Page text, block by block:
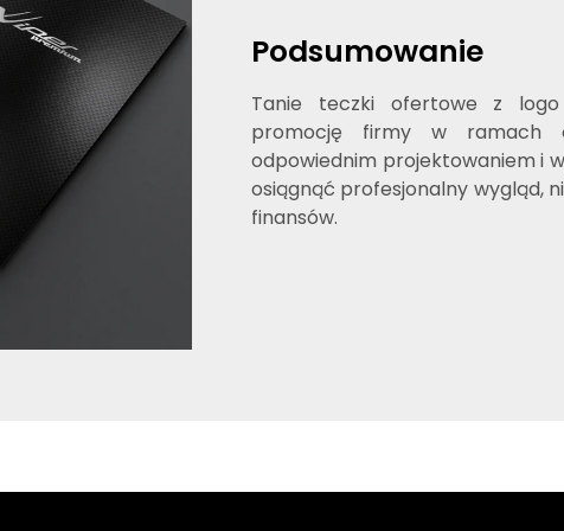
Podsumowanie
Tanie teczki ofertowe z
promocję firmy w ramach
odpowiednim projektowaniem i
osiągnąć profesjonalny wygląd,
finansów.